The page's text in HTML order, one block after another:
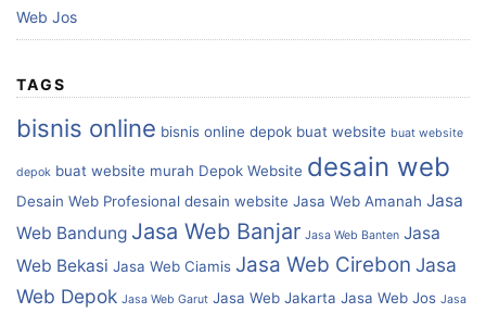
Web Jos
TAGS
bisnis online bisnis online depok buat website buat website
depok buat website murah Depok Website desain web
Desain Web Profesional desain website Jasa Web Amanah Jasa
Web Bandung Jasa Web Banjar Jasa Web Banten Jasa
Web Bekasi Jasa Web Ciamis Jasa Web Cirebon Jasa
Web Depok Jasa Web Garut Jasa Web Jakarta Jasa Web Jos Jasa